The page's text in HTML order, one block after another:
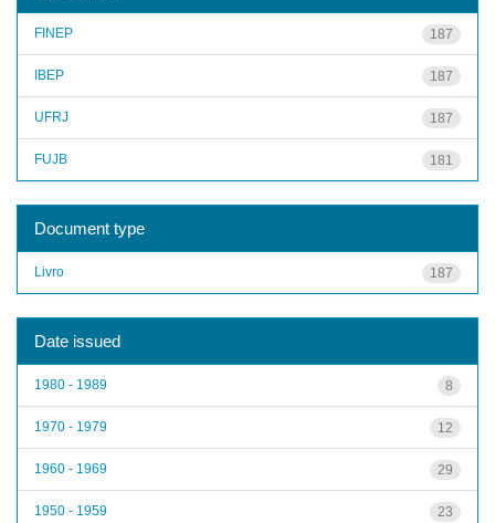
187
FINEP
187
IBEP
187
UFRJ
181
FUJB
Document type
187
Livro
Date issued
8
1980 - 1989
12
1970 - 1979
29
1960 - 1969
23
1950 - 1959